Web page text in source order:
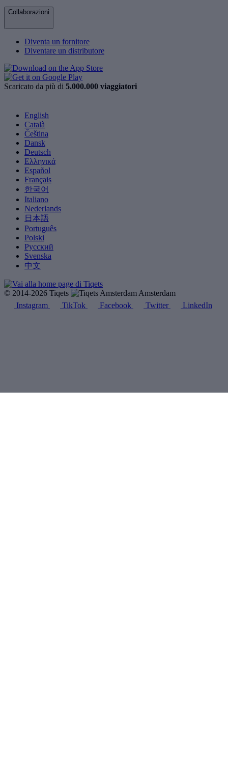
Collaborazioni
Diventa un fornitore
Diventare un distributore
Scaricato da più di 5.000.000 viaggiatori
English
Català
Čeština
Dansk
Deutsch
Ελληνικά
Español
Français
한국어
Italiano
Nederlands
日本語
Português
Polski
Русский
Svenska
中文
© 2014-2026 Tiqets
Amsterdam
Instagram
TikTok Facebook Twitter LinkedIn